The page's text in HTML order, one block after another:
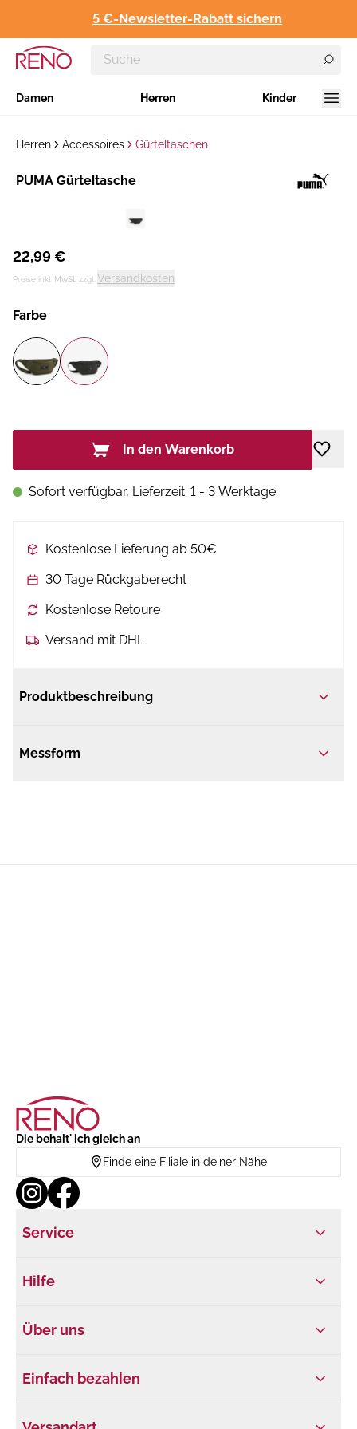
5 €-Newsletter-Rabatt sichern
Damen Herren Kinder
Herren Accessoires Gürteltaschen
Hersteller:
​PUMA Gürteltasche
22,99 €
Preise inkl. MwSt. zzgl. Versandkosten
Farbe
In den Warenkorb
Sofort verfügbar, Lieferzeit: 1 - 3 Werktage
Kostenlose Lieferung ab 50€
30 Tage Rückgaberecht
Kostenlose Retoure
Versand mit DHL
Produktbeschreibung
Messform
Die behalt' ich gleich an
Finde eine Filiale in deiner Nähe
Service
Hilfe
Über uns
Einfach bezahlen